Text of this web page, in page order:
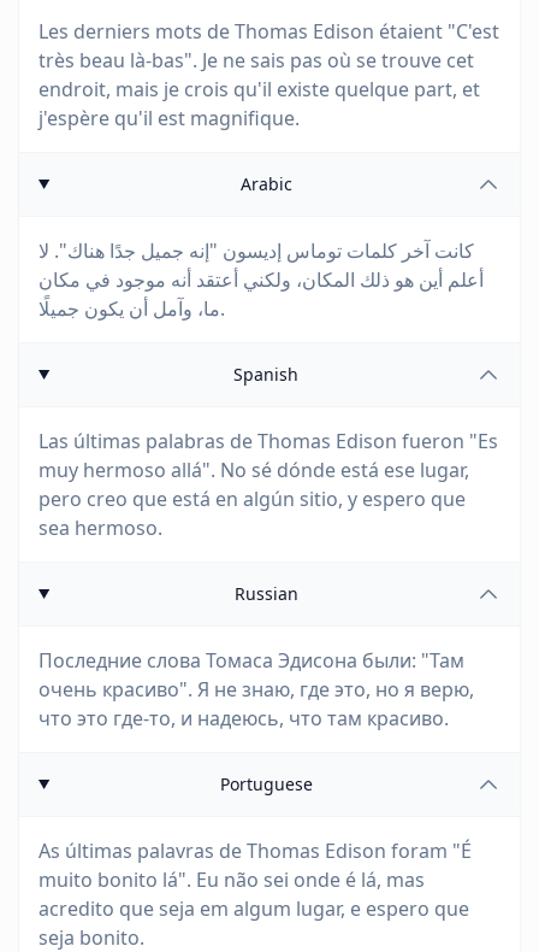
Les derniers mots de Thomas Edison étaient "C'est
très beau là-bas". Je ne sais pas où se trouve cet
endroit, mais je crois qu'il existe quelque part, et
j'espère qu'il est magnifique.
Arabic
كانت آخر كلمات توماس إديسون "إنه جميل جدًا هناك". لا
أعلم أين هو ذلك المكان، ولكني أعتقد أنه موجود في مكان
ما، وآمل أن يكون جميلًا.
Spanish
Las últimas palabras de Thomas Edison fueron "Es
muy hermoso allá". No sé dónde está ese lugar,
pero creo que está en algún sitio, y espero que
sea hermoso.
Russian
Последние слова Томаса Эдисона были: "Там
очень красиво". Я не знаю, где это, но я верю,
что это где-то, и надеюсь, что там красиво.
Portuguese
As últimas palavras de Thomas Edison foram "É
muito bonito lá". Eu não sei onde é lá, mas
acredito que seja em algum lugar, e espero que
seja bonito.